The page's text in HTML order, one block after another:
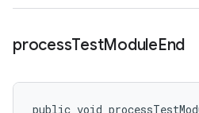
processTestModuleEnd
public void